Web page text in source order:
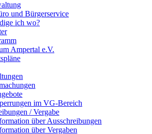
und Bürgerservice
ich wo?
Ampertal e.V.
im VG-Bereich
/ Vergabe
über Ausschreibungen
über Vergaben